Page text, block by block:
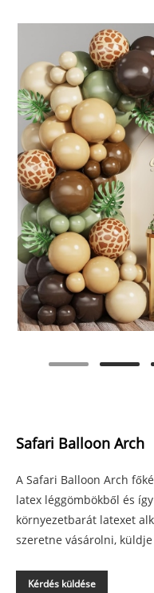
Safari Balloon Arch
A Safari Balloon Arch
latex léggömbökből és
környezetbarát latexet
szeretne vásárolni,
Kérdés küldése